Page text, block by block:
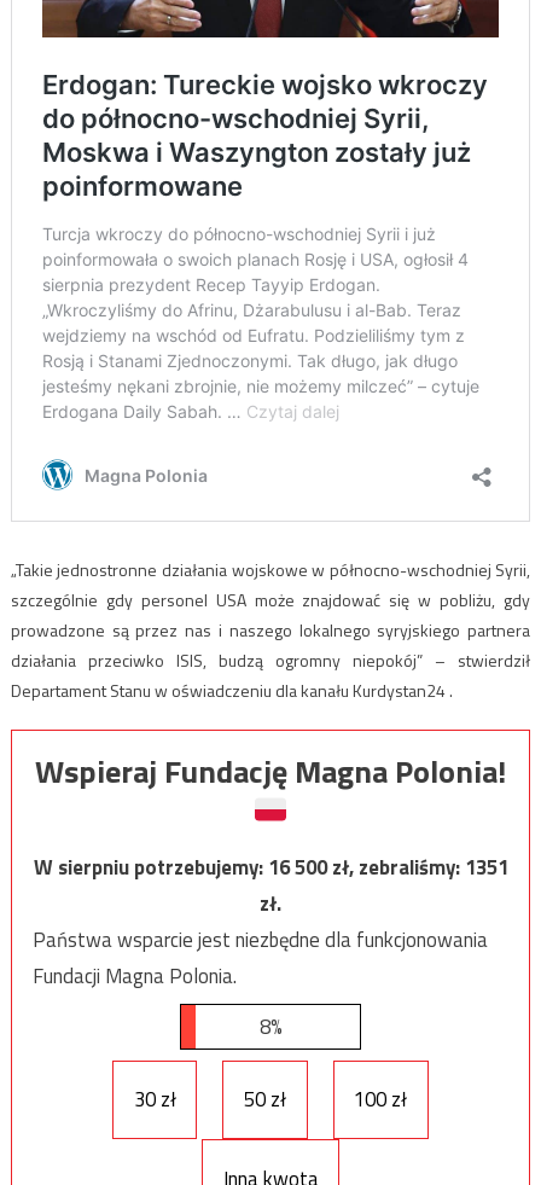
„Takie jednostronne działania wojskowe w północno-wschodniej Syrii,
szczególnie gdy personel USA może znajdować się w pobliżu, gdy
prowadzone są przez nas i naszego lokalnego syryjskiego partnera
działania przeciwko ISIS, budzą ogromny niepokój” – stwierdził
Departament Stanu w oświadczeniu dla kanału Kurdystan24 .
Wspieraj Fundację Magna Polonia!
W sierpniu potrzebujemy:16 500zł, zebraliśmy:1351
zł.
Państwa wsparcie jest niezbędne dla funkcjonowania
Fundacji Magna Polonia.
8%
30 zł 50 zł 100 zł